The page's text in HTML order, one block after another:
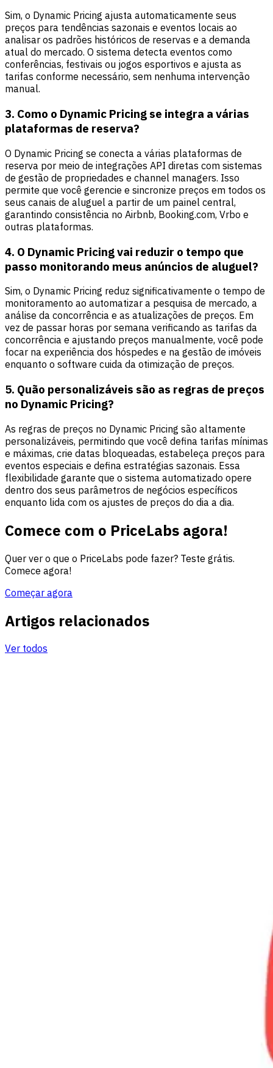
Sim, o Dynamic Pricing ajusta automaticamente seus
preços para tendências sazonais e eventos locais ao
analisar os padrões históricos de reservas e a demanda
atual do mercado. O sistema detecta eventos como
conferências, festivais ou jogos esportivos e ajusta as
tarifas conforme necessário, sem nenhuma intervenção
manual.
3. Como o Dynamic Pricing se integra a várias
plataformas de reserva?
O Dynamic Pricing se conecta a várias plataformas de
reserva por meio de integrações API diretas com sistemas
de gestão de propriedades e channel managers. Isso
permite que você gerencie e sincronize preços em todos os
seus canais de aluguel a partir de um painel central,
garantindo consistência no Airbnb, Booking.com, Vrbo e
outras plataformas.
4. O Dynamic Pricing vai reduzir o tempo que
passo monitorando meus anúncios de aluguel?
Sim, o Dynamic Pricing reduz significativamente o tempo de
monitoramento ao automatizar a pesquisa de mercado, a
análise da concorrência e as atualizações de preços. Em
vez de passar horas por semana verificando as tarifas da
concorrência e ajustando preços manualmente, você pode
focar na experiência dos hóspedes e na gestão de imóveis
enquanto o software cuida da otimização de preços.
5. Quão personalizáveis são as regras de preços
no Dynamic Pricing?
As regras de preços no Dynamic Pricing são altamente
personalizáveis, permitindo que você defina tarifas mínimas
e máximas, crie datas bloqueadas, estabeleça preços para
eventos especiais e defina estratégias sazonais. Essa
flexibilidade garante que o sistema automatizado opere
dentro dos seus parâmetros de negócios específicos
enquanto lida com os ajustes de preços do dia a dia.
Comece com o PriceLabs agora!
Quer ver o que o PriceLabs pode fazer? Teste grátis.
Comece agora!
Começar agora
Artigos relacionados
Ver todos